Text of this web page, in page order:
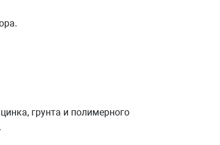
грунта и полимерного